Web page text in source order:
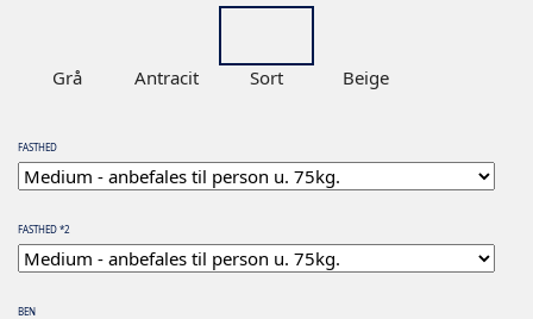
Grå Antracit Sort Beige
FASTHED
FASTHED *2
BEN